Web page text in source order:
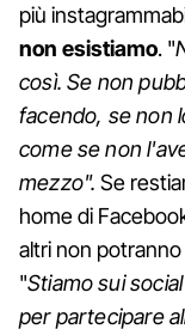
più
non esistiamo. "
così. Se non
facendo, se non
come se non
mezzo".Se
home di
altri non
"Stiamo sui
per partecipare